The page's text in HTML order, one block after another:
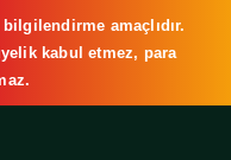
amaçlıdır.
kabul etmez, para